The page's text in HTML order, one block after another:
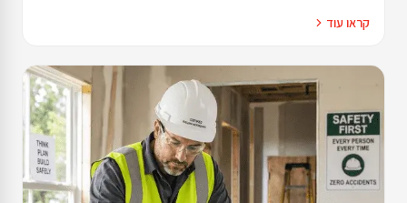
קראו עוד